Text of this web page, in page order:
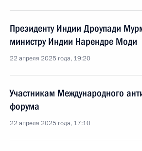
Президенту Индии Дроупади
министру Индии Нарендре Моди
22 апреля 2025 года, 19:20
Участникам Международного
форума
22 апреля 2025 года, 17:10